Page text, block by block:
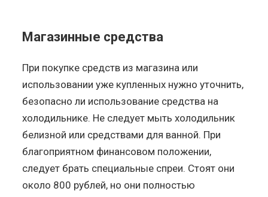
Магазинные средства
При покупке средств из магазина или
использовании уже купленных нужно уточнить,
безопасно ли использование средства на
холодильнике. Не следует мыть холодильник
белизной или средствами для ванной. При
благоприятном финансовом положении,
следует брать специальные спреи. Стоят они
около 800 рублей, но они полностью